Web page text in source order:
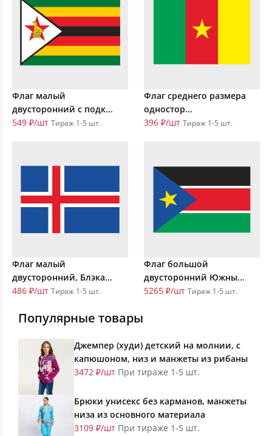
Флаг малый
двусторонний с подк...
549 ₽/шт Тираж 1-5 шт.
Флаг среднего размера
одностор...
396 ₽/шт Тираж 1-5 шт.
Флаг малый
двусторонний, Блэка...
486 ₽/шт Тираж 1-5 шт.
Флаг большой
двусторонний Южны...
5265 ₽/шт Тираж 1-5 шт.
Популярные товары
Джемпер (худи) детский на молнии, с
капюшоном, низ и манжеты из рибаны
3472 ₽/шт При тираже 1-5 шт.
Брюки унисекс без карманов, манжеты
низа из основного материала
3109 ₽/шт При тираже 1-5 шт.